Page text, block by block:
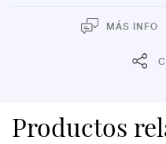
MÁS INFO
Productos